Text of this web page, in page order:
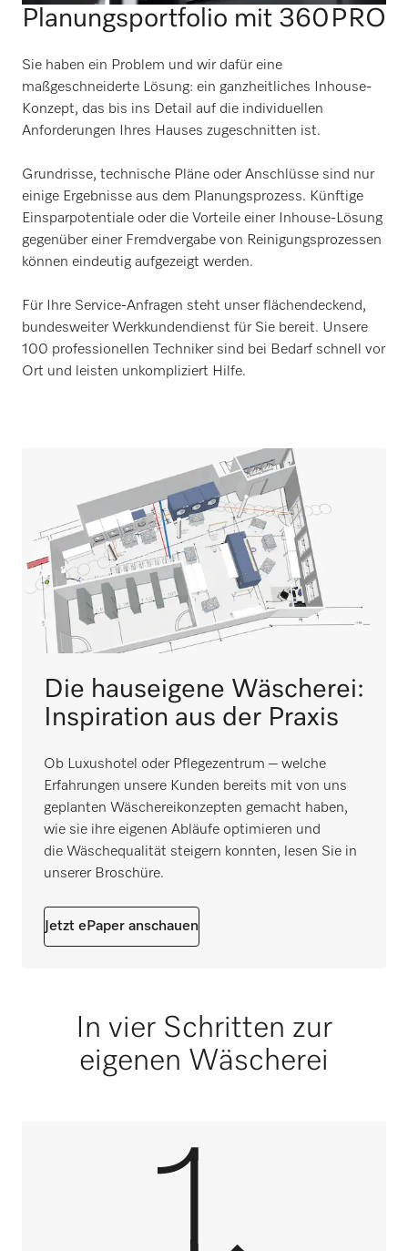
Planungsportfolio mit 360PRO
Sie haben ein Problem und wir dafür eine
maßgeschneiderte Lösung: ein ganzheitliches Inhouse-
Konzept, das bis ins Detail auf die individuellen
Anforderungen Ihres Hauses zugeschnitten ist.
Grundrisse, technische Pläne oder Anschlüsse sind nur
einige Ergebnisse aus dem Planungsprozess. Künftige
Einsparpotentiale oder die Vorteile einer Inhouse-Lösung
gegenüber einer Fremdvergabe von Reinigungsprozessen
können eindeutig aufgezeigt werden.
Für Ihre Service-Anfragen steht unser flächendeckend,
bundesweiter Werkkundendienst für Sie bereit. Unsere
100 professionellen Techniker sind bei Bedarf schnell vor
Ort und leisten unkompliziert Hilfe.
Die hauseigene Wäscherei:
Inspiration aus der Praxis
Ob Luxushotel oder Pflegezentrum – welche
Erfahrungen unsere Kunden bereits mit von uns
geplanten Wäschereikonzepten gemacht haben,
wie sie ihre eigenen Abläufe optimieren und
die Wäschequalität steigern konnten, lesen Sie in
unserer Broschüre.
Jetzt ePaper anschauen
In vier Schritten zur
eigenen Wäscherei